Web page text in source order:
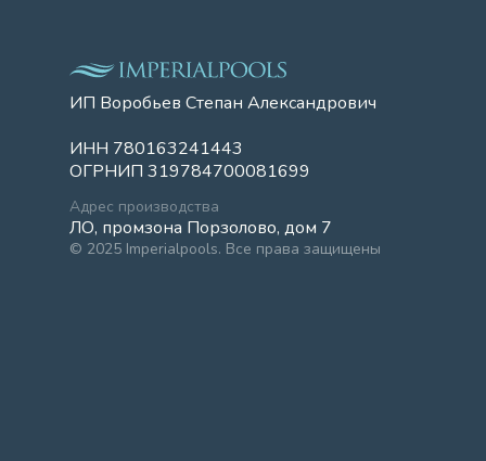
ИП Воробьев Степан Александрович
ИНН 780163241443
ОГРНИП 319784700081699
Адрес производства
ЛО, промзона Порзолово, дом 7
© 2025 Imperialpools. Все права защищены